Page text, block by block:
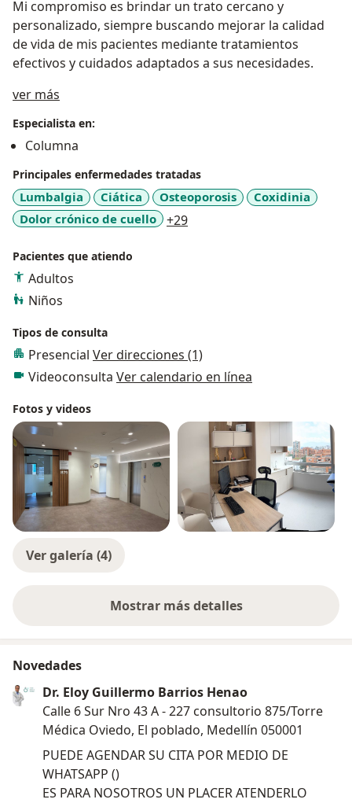
Mi compromiso es brindar un trato cercano y
personalizado, siempre buscando mejorar la calidad
de vida de mis pacientes mediante tratamientos
efectivos y cuidados adaptados a sus necesidades.
ver más
Especialista en:
Columna
Principales enfermedades tratadas
Lumbalgia Ciática Osteoporosis
Coxidinia
Dolor crónico de cuello
+29a11y_sr_more_diseases
Pacientes que atiendo
Adultos
Niños
Tipos de consulta
Presencial Ver direcciones (1)
Videoconsulta Ver calendario en línea
Fotos y videos
Ver galería (4)
Mostrar más detalles
sobre la experiencia
Novedades
Dr. Eloy Guillermo Barrios Henao
Calle 6 Sur Nro 43 A - 227 consultorio 875/Torre
Médica Oviedo, El poblado, Medellín 050001
PUEDE AGENDAR SU CITA POR MEDIO DE
WHATSAPP ()
ES PARA NOSOTROS UN PLACER ATENDERLO